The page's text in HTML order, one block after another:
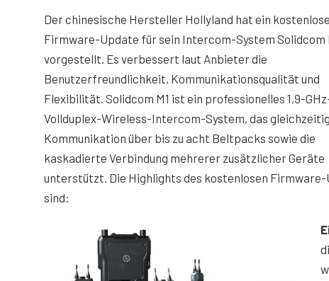
Der chinesische Hersteller Hollyland hat ein
Firmware-Update für sein Intercom-System Solidcom
vorgestellt. Es verbessert laut Anbieter die
Benutzerfreundlichkeit, Kommunikationsqualität und
Flexibilität. Solidcom M1 ist ein professionelles 1,9-
Vollduplex-Wireless-Intercom-System, das
Kommunikation über bis zu acht Beltpacks sowie die
kaskadierte Verbindung mehrerer zusätzlicher Geräte
unterstützt. Die Highlights des kostenlosen
sind: